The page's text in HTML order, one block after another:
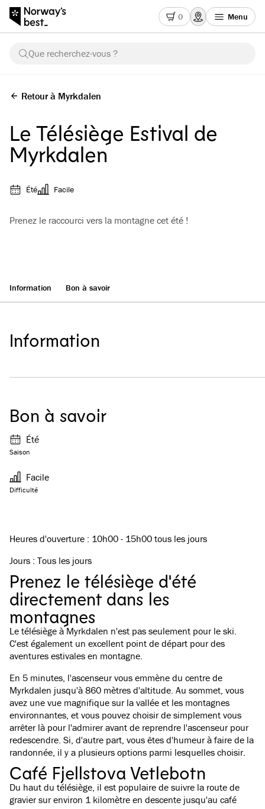
0 Menu
Que recherchez-vous ?
Retour à Myrkdalen
Le Télésiège Estival de
Myrkdalen
Été Facile
Prenez le raccourci vers la montagne cet été !
Information Bon à savoir
Information
Bon à savoir
Saison
Été
Difficulté
Facile
Heures d'ouverture : 10h00 - 15h00 tous les jours
Jours : Tous les jours
Prenez le télésiège d'été
directement dans les
montagnes
Le télésiège à Myrkdalen n'est pas seulement pour le ski.
C'est également un excellent point de départ pour des
aventures estivales en montagne.
En 5 minutes, l'ascenseur vous emmène du centre de
Myrkdalen jusqu'à 860 mètres d'altitude. Au sommet, vous
avez une vue magnifique sur la vallée et les montagnes
environnantes, et vous pouvez choisir de simplement vous
arrêter là pour l'admirer avant de reprendre l'ascenseur pour
redescendre. Si, d'autre part, vous êtes d'humeur à faire de la
randonnée, il y a plusieurs options parmi lesquelles choisir.
Café Fjellstova Vetlebotn
Du haut du télésiège, il est populaire de suivre la route de
gravier sur environ 1 kilomètre en descente jusqu'au café